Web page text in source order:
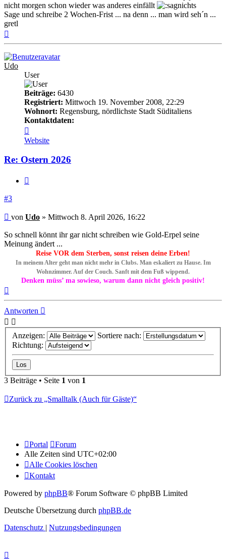
nicht morgen schon wieder was anderes einfällt
Sage und schreibe 2 Wochen-Frist ... na denn ... man wird seh´n ...
gretl
Udo
User
Beiträge: 6430
Registriert: Mittwoch 19. November 2008, 22:29
Wohnort: Regensburg, nördlichste Stadt Süditaliens
Kontaktdaten:
von
Udo
Website
Re: Ostern 2026
#3
Beitrag
von Udo » Mittwoch 8. April 2026, 16:22
So schnell könnt ihr gar nicht schreiben wie Gold-Erpel seine
Meinung ändert ...
Reise VOR dem Sterben, sonst reisen deine Erben!
In meinem Alter geht man nicht mehr in Clubs. Man eskaliert zu Hause. Im
Wohnzimmer. Auf der Couch. Sanft mit dem Fuß wippend.
Denken müss’ ma sowieso, warum dann nicht gleich positiv!
Antworten
Anzeigen:
Sortiere nach:
Richtung:
3 Beiträge • Seite 1 von 1
Zurück zu „Smalltalk (Auch für Gäste)“
Portal
Forum
Alle Zeiten sind UTC+02:00
Alle Cookies löschen
Kontakt
Powered by phpBB® Forum Software © phpBB Limited
Deutsche Übersetzung durch phpBB.de
Datenschutz | Nutzungsbedingungen